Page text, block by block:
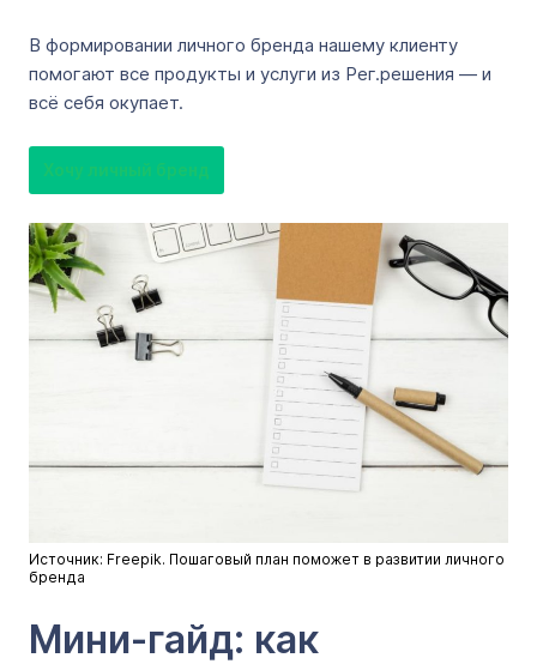
В формировании личного бренда нашему клиенту
помогают все продукты и услуги из Рег.решения — и
всё себя окупает.
Хочу личный бренд
Источник: Freepik. Пошаговый план поможет в развитии личного
бренда
Мини-гайд: как